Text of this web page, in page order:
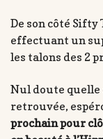
De son côté Sifty
effectuant un
les talons des 2
Nul doute quelle
retrouvée,
prochain pour